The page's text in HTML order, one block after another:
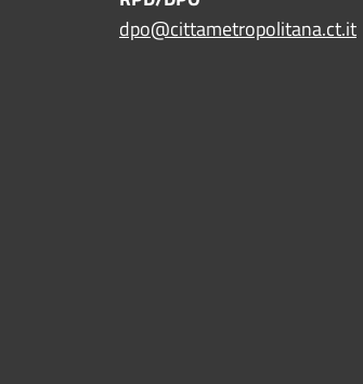
dpo@cittametropolitana.ct.it